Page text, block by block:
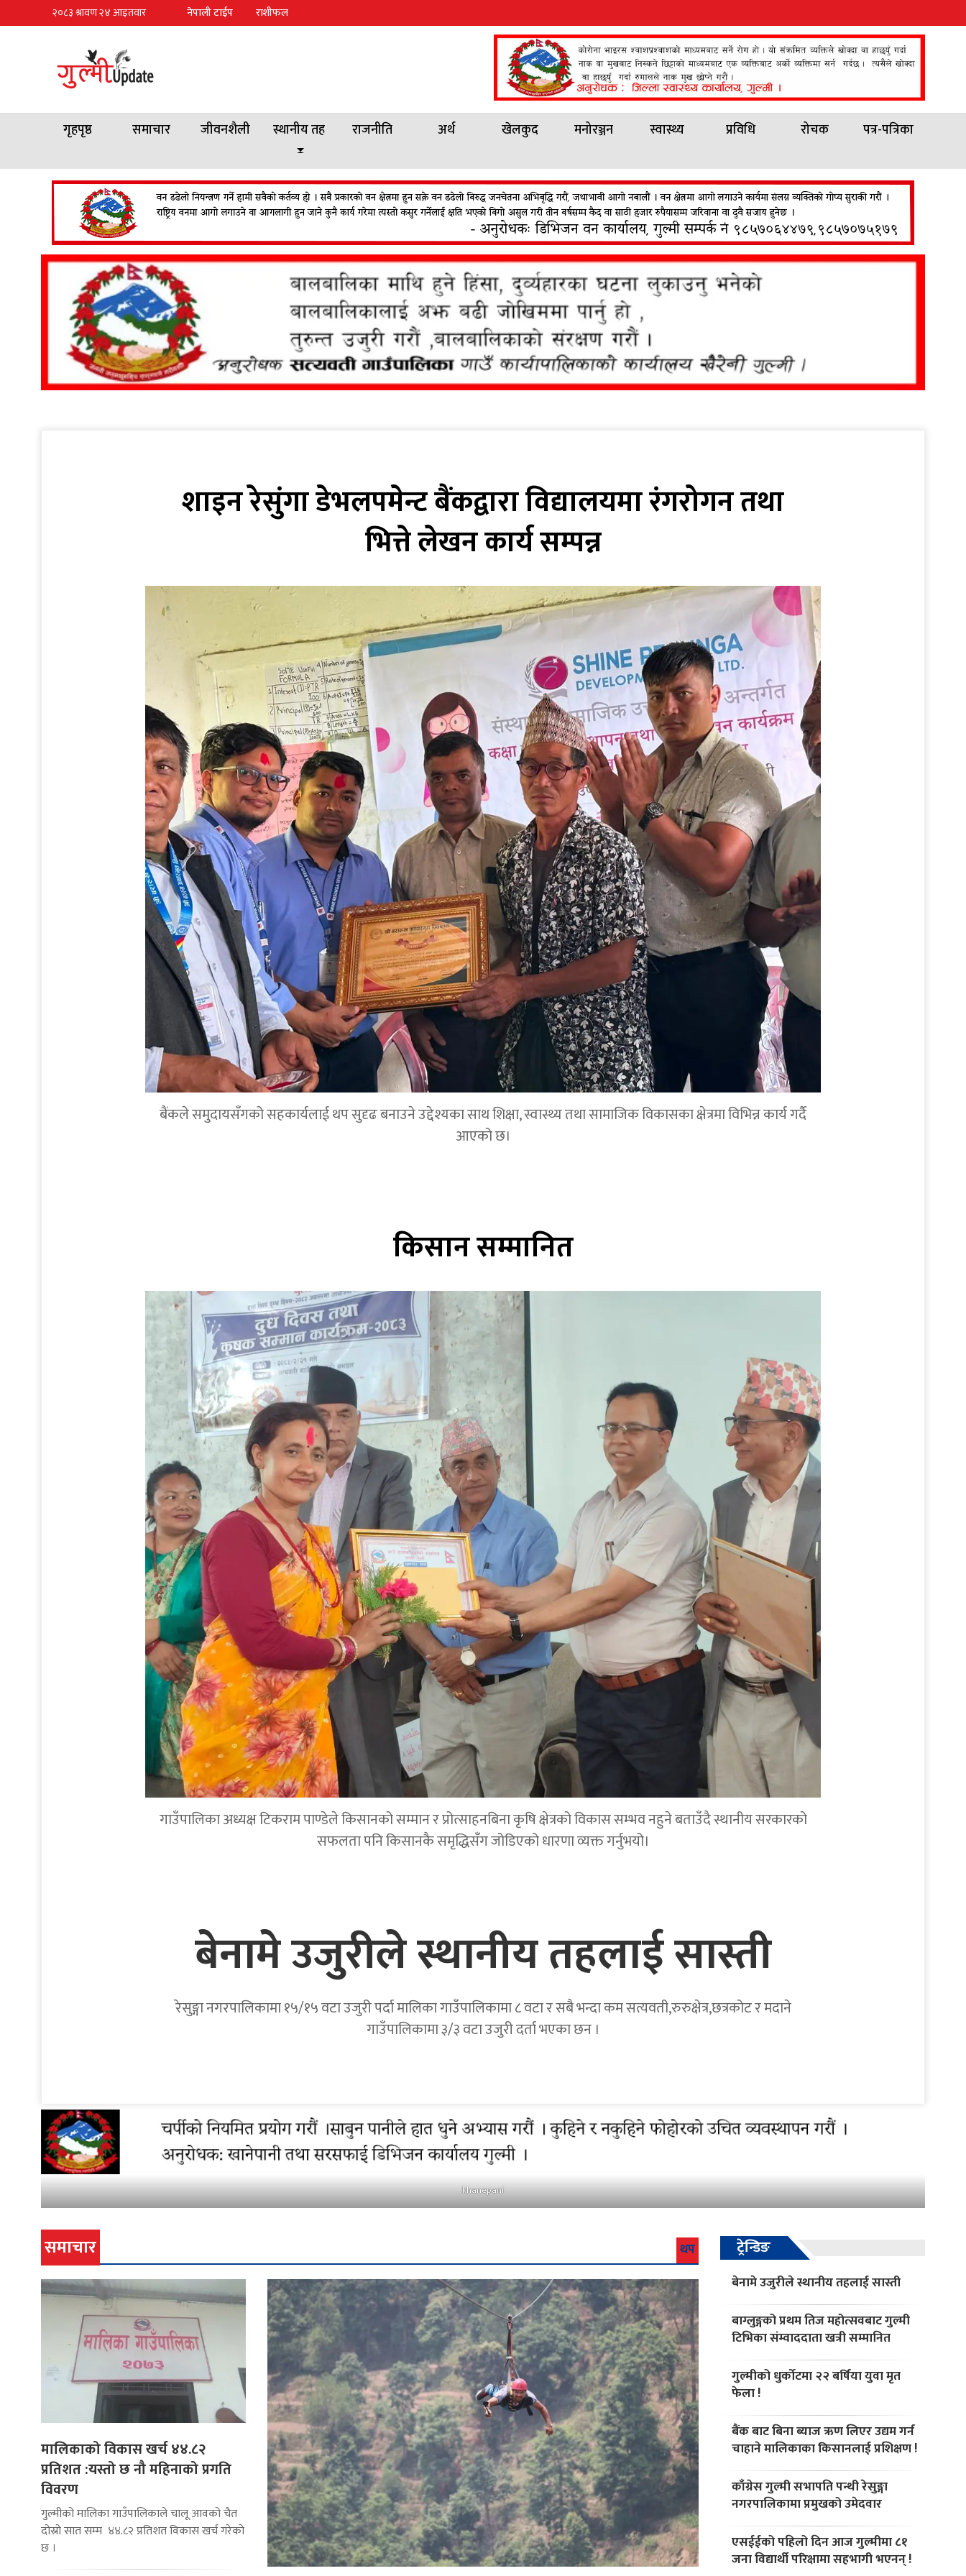
नेपाली टाईप राशीफल
गृहपृष्ठ समाचार जीवनशैली स्थानीय तह राजनीति अर्थ खेलकुद मनोरञ्जन स्वास्थ्य प्रविधि रोचक पत्र-पत्रिका
शाइन रेसुंगा डेभलपमेन्ट बैंकद्वारा विद्यालयमा रंगरोगन तथा
भित्ते लेखन कार्य सम्पन्न
बैंकले समुदायसँगको सहकार्यलाई थप सुदृढ बनाउने उद्देश्यका साथ शिक्षा, स्वास्थ्य तथा सामाजिक विकासका क्षेत्रमा विभिन्न कार्य गर्दै
आएको छ।
किसान सम्मानित
गाउँपालिका अध्यक्ष टिकराम पाण्डेले किसानको सम्मान र प्रोत्साहनबिना कृषि क्षेत्रको विकास सम्भव नहुने बताउँदै स्थानीय सरकारको
सफलता पनि किसानकै समृद्धिसँग जोडिएको धारणा व्यक्त गर्नुभयो।
बेनामे उजुरीले स्थानीय तहलाई सास्ती
रेसुङ्गा नगरपालिकामा १५/१५ वटा उजुरी पर्दा मालिका गाउँपालिकामा ८ वटा र सबै भन्दा कम सत्यवती,रुरुक्षेत्र,छत्रकोट र मदाने
गाउँपालिकामा ३/३ वटा उजुरी दर्ता भएका छन ।
khanepani
समाचार थप
मालिकाको विकास खर्च ४४.८२
प्रतिशत :यस्तो छ नौ महिनाको प्रगति
विवरण
गुल्मीको मालिका गाउँपालिकाले चालू आवको चैत
दोस्रो सात सम्म ४४.८२ प्रतिशत विकास खर्च गरेको
छ ।
ट्रेन्डिङ
बेनामे उजुरीले स्थानीय तहलाई सास्ती
बाग्लुङ्गको प्रथम तिज महोत्सवबाट गुल्मी
टिभिका संम्वाददाता खत्री सम्मानित
गुल्मीको धुर्काेटमा २२ बर्षिया युवा मृत
फेला !
बैंक बाट बिना ब्याज ऋण लिएर उद्यम गर्न
चाहाने मालिकाका किसानलाई प्रशिक्षण !
काँग्रेस गुल्मी सभापति पन्थी रेसुङ्गा
नगरपालिकामा प्रमुखको उमेदवार
एसईईको पहिलो दिन आज गुल्मीमा ८१
जना विद्यार्थी परिक्षामा सहभागी भएनन् !